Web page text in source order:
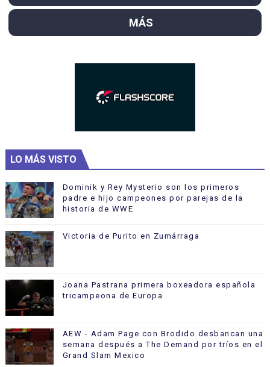
MÁS
LO MÁS VISTO
Dominik y Rey Mysterio son los primeros
padre e hijo campeones por parejas de la
historia de WWE
Victoria de Purito en Zumárraga
Joana Pastrana primera boxeadora española
tricampeona de Europa
AEW - Adam Page con Brodido desbancan una
semana después a The Demand por tríos en el
Grand Slam Mexico